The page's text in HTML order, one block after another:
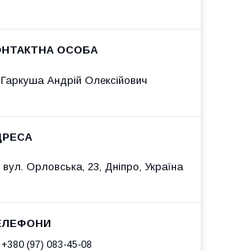
Гаркуша Андрій Олексійович
вул. Орловська, 23, Дніпро, Україна
+380 (97) 083-45-08